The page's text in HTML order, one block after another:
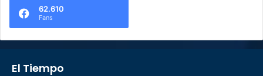
62.610
Fans
El Tiempo